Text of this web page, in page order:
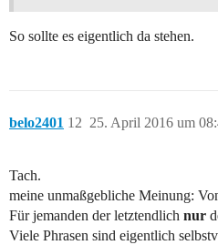
So sollte es eigentlich da stehen.
belo2401 25. April 2016 um
12
Tach.
meine unmaßgebliche Meinung:
Für jemanden der letztendlich nur
Viele Phrasen sind eigentlich